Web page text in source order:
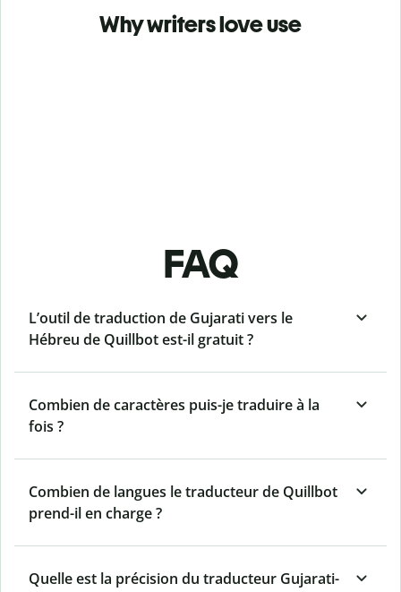
Why writers love use
FAQ
L’outil de traduction de Gujarati vers le
Hébreu de Quillbot est-il gratuit ?
Combien de caractères puis-je traduire à la
fois ?
Combien de langues le traducteur de Quillbot
prend-il en charge ?
Quelle est la précision du traducteur Gujarati-